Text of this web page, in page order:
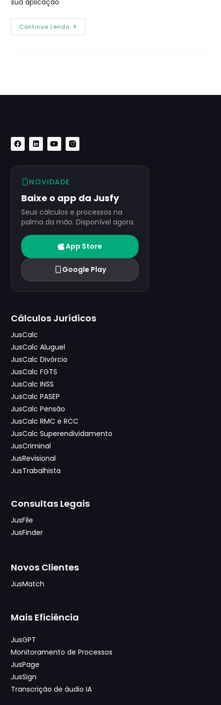
sua aplicação
Continue Lendo
NOVIDADE
Baixe o app da Jusfy
Seus cálculos e processos na
palma da mão. Disponível agora.
App Store
Google Play
Cálculos Jurídicos
JusCalc
JusCalc Aluguel
JusCalc Divórcio
JusCalc FGTS
JusCalc INSS
JusCalc PASEP
JusCalc Pensão
JusCalc RMC e RCC
JusCalc Superendividamento
JusCriminal
JusRevisional
JusTrabalhista
Consultas Legais
JusFile
JusFinder
Novos Clientes
JusMatch
Mais Eficiência
JusGPT
Monitoramento de Processos
JusPage
JusSign
Transcrição de áudio IA